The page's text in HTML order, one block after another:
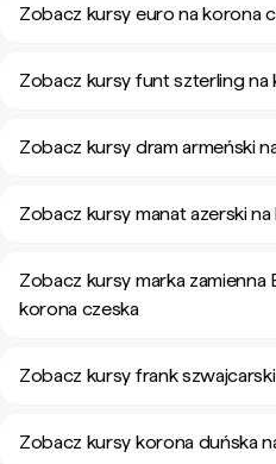
Zobacz kursy euro na korona
Zobacz kursy funt szterling na
Zobacz kursy dram armeński
Zobacz kursy manat azerski
Zobacz kursy marka
korona czeska
Zobacz kursy frank
Zobacz kursy korona duńska